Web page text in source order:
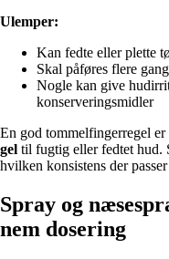
Ulemper:
Kan fedte eller plette
Skal påføres flere
Nogle kan give
konserveringsmidler
En god tommelfingerregel
gel til fugtig eller fedtet hud.
hvilken konsistens der passer
Spray og
nem dosering